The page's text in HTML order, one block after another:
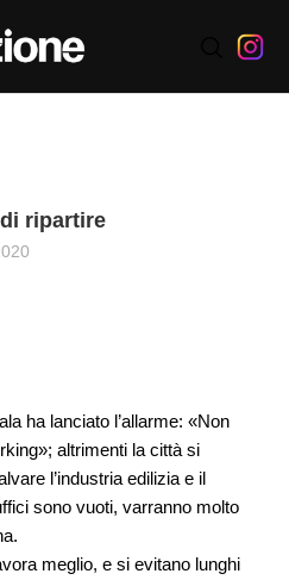
ripartire
ha lanciato l’allarme: «Non
altrimenti la città si
l’industria edilizia e il
sono vuoti, varranno molto
meglio, e si evitano lunghi